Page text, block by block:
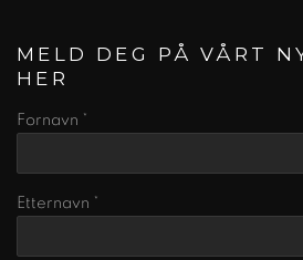
MELD DEG PÅ VÅRT
HER
Fornavn *
Etternavn *